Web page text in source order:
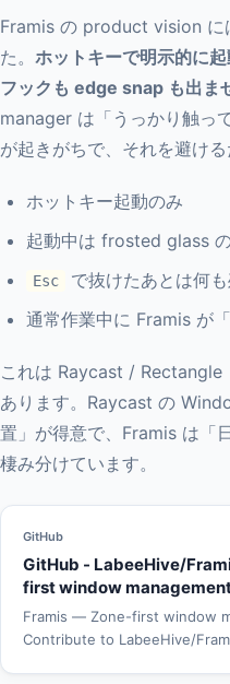
Framis の product vision
た。 ホットキーで明示的に
フックも edge snap も出ま
manager は「うっかり触っ
が起きがちで、それを避ける
ホットキー起動のみ
起動中は frosted glass
Esc
で抜けたあとは何
通常作業中に Framis が
これは Raycast / Rectangle
あります。Raycast の
置」が得意で、Framis は「
棲み分けています。
GitHub
GitHub - LabeeHive/
first window
Framis — Zone-first window
Contribute to LabeeHive/